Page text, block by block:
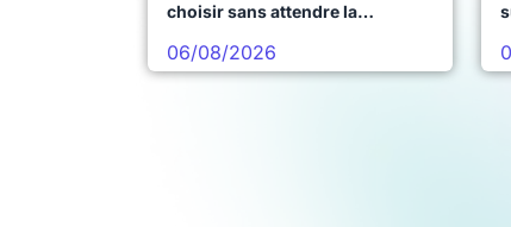
choisir sans attendre la
06/08/2026